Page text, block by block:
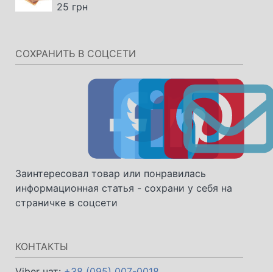
25 грн
СОХРАНИТЬ В СОЦСЕТИ
Заинтересовал товар или понравилась
информационная статья - сохрани у себя на
страничке в соцсети
КОНТАКТЫ